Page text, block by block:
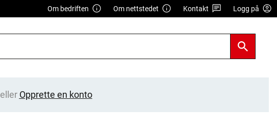
Om bedriften Om nettstedet Kontakt Logg på
eller Opprette en konto